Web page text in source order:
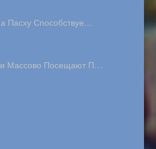
Пасху Способствуе…
Массово Посещают П…